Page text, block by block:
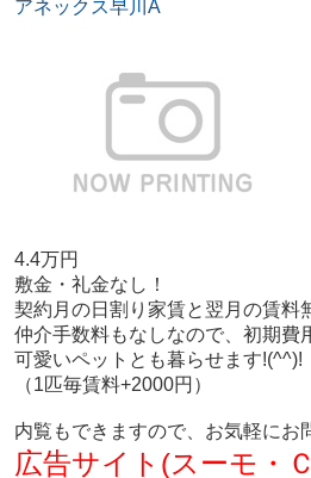
アネックス早川A
4.4万円
敷金・礼金なし！
契約月の日割り家賃と翌月の賃料
仲介手数料もなしなので、初期費
可愛いペットとも暮らせます!(^^)!
（1匹毎賃料+2000円）
内覧もできますので、お気軽にお
広告サイト(スーモ・